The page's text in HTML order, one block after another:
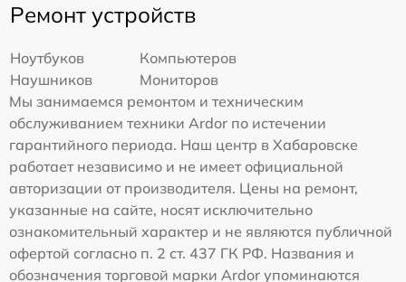
Ремонт устройств
Ноутбуков
Компьютеров
Наушников
Мониторов
Мы занимаемся ремонтом и техническим
обслуживанием техники Ardor по истечении
гарантийного периода. Наш центр в Хабаровске
работает независимо и не имеет официальной
авторизации от производителя. Цены на ремонт,
указанные на сайте, носят исключительно
ознакомительный характер и не являются публичной
офертой согласно п. 2 ст. 437 ГК РФ. Названия и
обозначения торговой марки Ardor упоминаются